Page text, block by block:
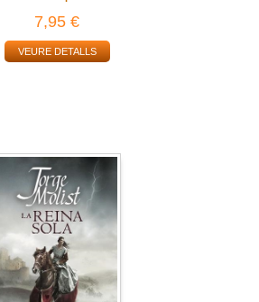
7,95 €
VEURE DETALLS